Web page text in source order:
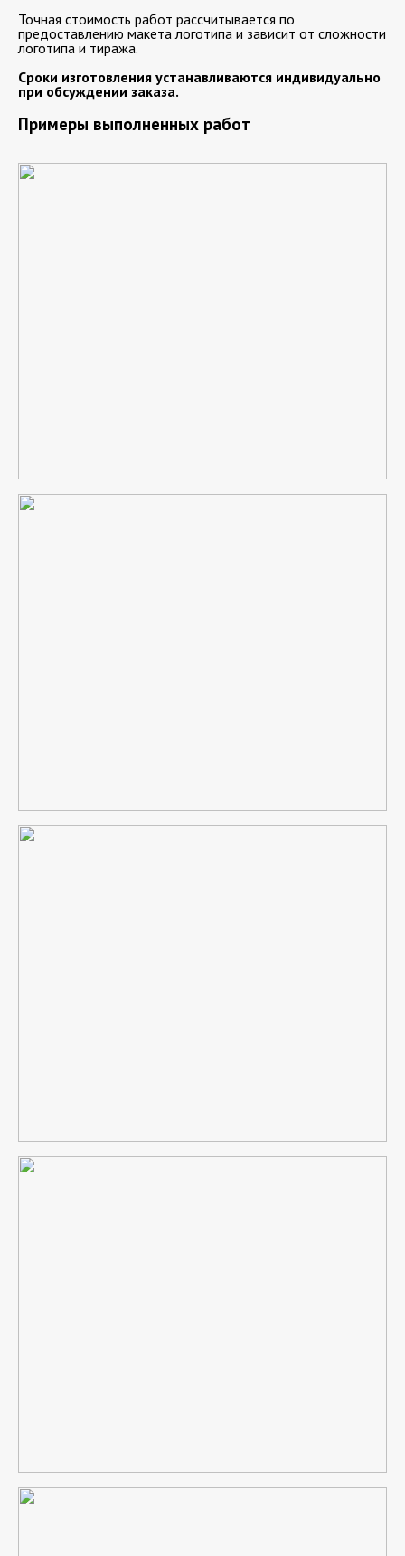
Точная стоимость работ рассчитывается по
предоставлению макета логотипа и зависит от сложности
логотипа и тиража.
Сроки изготовления устанавливаются индивидуально
при обсуждении заказа.
Примеры выполненных работ